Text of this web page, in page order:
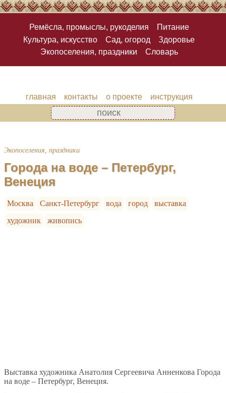
Ремёсла, промыслы, рукоделия
Питание
Культура, искусство
Сад, огород
Здоровье
Экопоселения, праздники
Словарь
главная контакты о проекте инструкция
Экопоселения, праздники
Города на воде – Петербург,
Венеция
Москва Санкт-Петербург вода город
выставка
художник
живопись
Выставка художника Анатолия Сергеевича Анненкова Города
на воде – Петербург, Венеция.